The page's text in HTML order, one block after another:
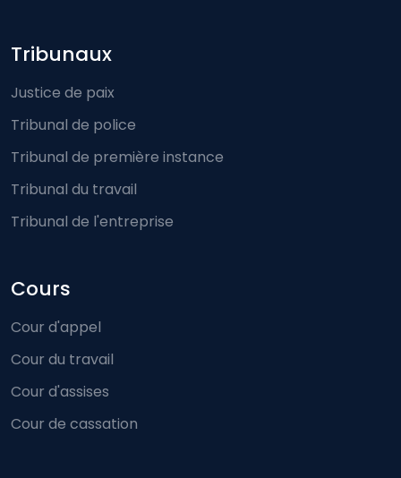
Footer-menu
Tribunaux
Justice de paix
Tribunal de police
Tribunal de première instance
Tribunal du travail
Tribunal de l'entreprise
Cours
Cour d'appel
Cour du travail
Cour d'assises
Cour de cassation